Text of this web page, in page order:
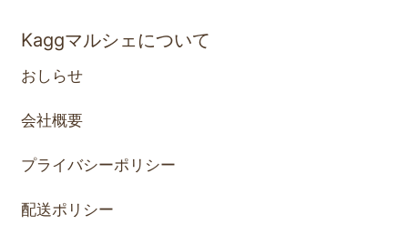
Kaggマルシェについて
おしらせ
会社概要
プライバシーポリシー
配送ポリシー